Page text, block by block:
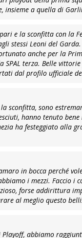
a quella di
e la sconfitta con la
stessi Leoni del
anche per la
terza. Belle
dal profilo ufficiale
la sconfitta, sono
hanno tenuto
ha festeggiato alla
in bocca perché
i mezzi. Faccio
forse addirittura
al meglio questo
Playoff, abbiamo